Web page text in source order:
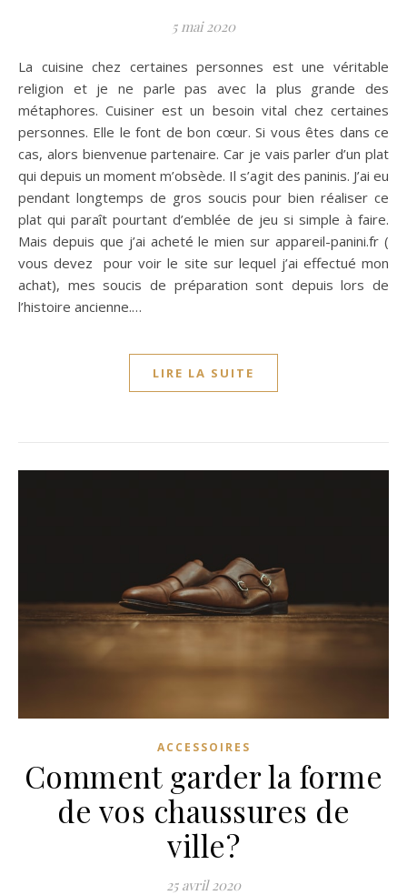
5 mai 2020
La cuisine chez certaines personnes est une véritable
religion et je ne parle pas avec la plus grande des
métaphores. Cuisiner est un besoin vital chez certaines
personnes. Elle le font de bon cœur. Si vous êtes dans ce
cas, alors bienvenue partenaire. Car je vais parler d’un plat
qui depuis un moment m’obsède. Il s’agit des paninis. J’ai eu
pendant longtemps de gros soucis pour bien réaliser ce
plat qui paraît pourtant d’emblée de jeu si simple à faire.
Mais depuis que j’ai acheté le mien sur appareil-panini.fr (
vous devez pour voir le site sur lequel j’ai effectué mon
achat), mes soucis de préparation sont depuis lors de
l’histoire ancienne.…
LIRE LA SUITE
ACCESSOIRES
Comment garder la forme
de vos chaussures de
ville?
25 avril 2020